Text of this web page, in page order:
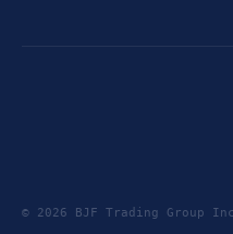
© 2026 BJF Trading